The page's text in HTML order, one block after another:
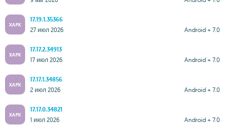
XAPK
17.19.1.35366
Android + 7.0
27 июл 2026
XAPK
17.17.2.34913
Android + 7.0
17 июл 2026
XAPK
17.17.1.34856
Android + 7.0
2 июл 2026
XAPK
17.17.0.34821
Android + 7.0
1 июл 2026